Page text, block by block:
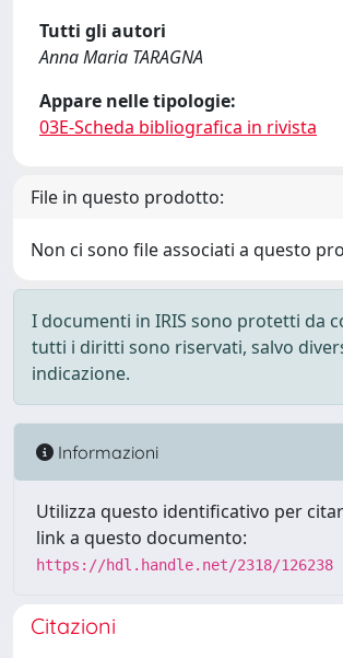
Tutti gli autori
Anna Maria TARAGNA
Appare nelle tipologie:
03E-Scheda bibliografica in rivista
File in questo prodotto:
Non ci sono file associati a questo
I documenti in IRIS sono protetti da
tutti i diritti sono riservati, salvo
indicazione.
Informazioni
Utilizza questo identificativo per
link a questo documento:
https://hdl.handle.net/2318/126238
Citazioni